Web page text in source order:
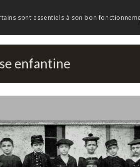
enfantine
sont essentiels à son bon